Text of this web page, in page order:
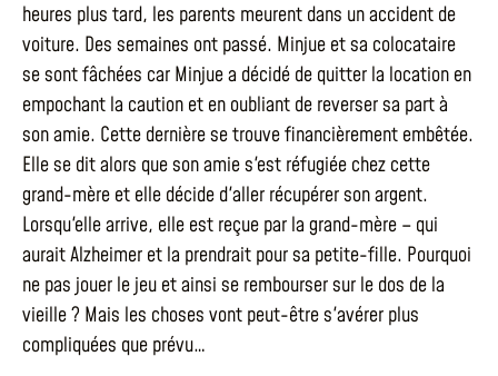
heures plus tard, les parents meurent dans un accident de
voiture. Des semaines ont passé. Minjue et sa colocataire
se sont fâchées car Minjue a décidé de quitter la location en
empochant la caution et en oubliant de reverser sa part à
son amie. Cette dernière se trouve financièrement embêtée.
Elle se dit alors que son amie s'est réfugiée chez cette
grand-mère et elle décide d'aller récupérer son argent.
Lorsqu'elle arrive, elle est reçue par la grand-mère – qui
aurait Alzheimer et la prendrait pour sa petite-fille. Pourquoi
ne pas jouer le jeu et ainsi se rembourser sur le dos de la
vieille ? Mais les choses vont peut-être s'avérer plus
compliquées que prévu…